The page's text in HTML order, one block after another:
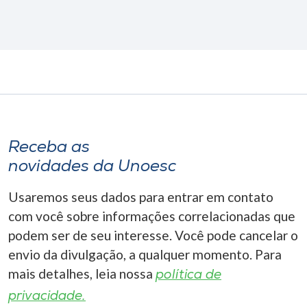
Receba as
novidades da Unoesc
Usaremos seus dados para entrar em contato
com você sobre informações correlacionadas que
podem ser de seu interesse. Você pode cancelar o
envio da divulgação, a qualquer momento. Para
mais detalhes, leia nossa política de
privacidade.